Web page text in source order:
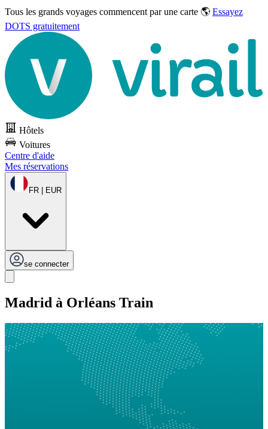
Tous les grands voyages commencent par une carte 🌎 Essayez
DOTS gratuitement
Hôtels
Voitures
Centre d'aide
Mes réservations
FR | EUR
se connecter
Madrid à Orléans Train